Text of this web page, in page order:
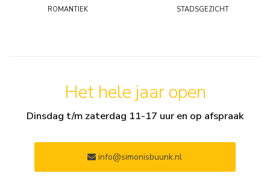
romantiek stadsgezicht
Het hele jaar open
Dinsdag t/m zaterdag 11-17 uur en op afspraak
info@simonisbuunk.nl